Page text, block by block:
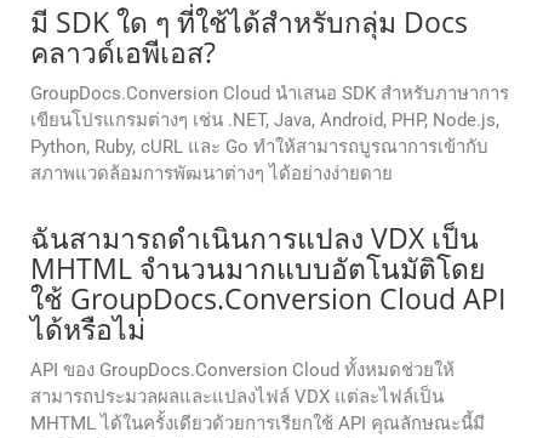
มี SDK ใด ๆ ที่ใช้ได้สําหรับกลุ่ม Docs
คลาวด์เอพีเอส?
GroupDocs.Conversion Cloud นำเสนอ SDK สำหรับภาษาการ
เขียนโปรแกรมต่างๆ เช่น .NET, Java, Android, PHP, Node.js,
Python, Ruby, cURL และ Go ทำให้สามารถบูรณาการเข้ากับ
สภาพแวดล้อมการพัฒนาต่างๆ ได้อย่างง่ายดาย
ฉันสามารถดำเนินการแปลง VDX เป็น
MHTML จำนวนมากแบบอัตโนมัติโดย
ใช้ GroupDocs.Conversion Cloud API
ได้หรือไม่
API ของ GroupDocs.Conversion Cloud ทั้งหมดช่วยให้
สามารถประมวลผลและแปลงไฟล์ VDX แต่ละไฟล์เป็น
MHTML ได้ในครั้งเดียวด้วยการเรียกใช้ API คุณลักษณะนี้มี